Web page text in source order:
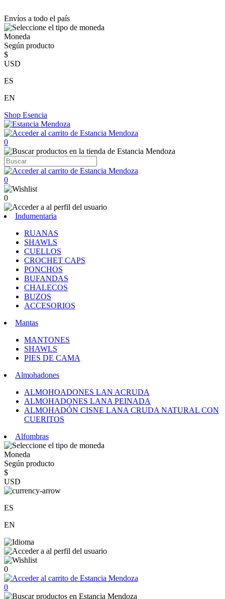
Envíos a todo el país
Moneda
Según producto
$
USD
ES
EN
Shop Esencia
0
0
0
Indumentaria
RUANAS
SHAWLS
CUELLOS
CROCHET CAPS
PONCHOS
BUFANDAS
CHALECOS
BUZOS
ACCESORIOS
Mantas
MANTONES
SHAWLS
PIES DE CAMA
Almohadones
ALMOHOADONES LAN ACRUDA
ALMOHADONES LANA PEINADA
ALMOHADÓN CISNE LANA CRUDA NATURAL CON
CUERITOS
Alfombras
Moneda
Según producto
$
USD
ES
EN
0
0